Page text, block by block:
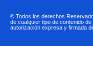
© Todos los derechos
de cualquier tipo de contenido
autorización expresa y firmada